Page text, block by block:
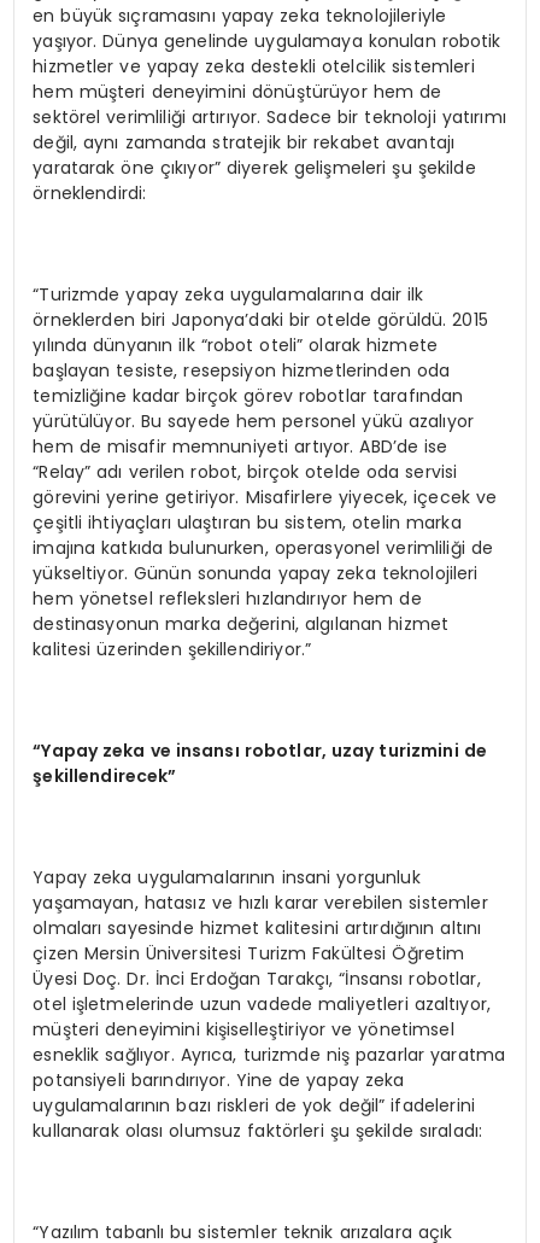
en büyük sıçramasını yapay zeka teknolojileriyle
yaşıyor. Dünya genelinde uygulamaya konulan robotik
hizmetler ve yapay zeka destekli otelcilik sistemleri
hem müşteri deneyimini dönüştürüyor hem de
sektörel verimliliği artırıyor. Sadece bir teknoloji yatırımı
değil, aynı zamanda stratejik bir rekabet avantajı
yaratarak öne çıkıyor” diyerek gelişmeleri şu şekilde
örneklendirdi:
“Turizmde yapay zeka uygulamalarına dair ilk
örneklerden biri Japonya’daki bir otelde görüldü. 2015
yılında dünyanın ilk “robot oteli” olarak hizmete
başlayan tesiste, resepsiyon hizmetlerinden oda
temizliğine kadar birçok görev robotlar tarafından
yürütülüyor. Bu sayede hem personel yükü azalıyor
hem de misafir memnuniyeti artıyor. ABD’de ise
“Relay” adı verilen robot, birçok otelde oda servisi
görevini yerine getiriyor. Misafirlere yiyecek, içecek ve
çeşitli ihtiyaçları ulaştıran bu sistem, otelin marka
imajına katkıda bulunurken, operasyonel verimliliği de
yükseltiyor. Günün sonunda yapay zeka teknolojileri
hem yönetsel refleksleri hızlandırıyor hem de
destinasyonun marka değerini, algılanan hizmet
kalitesi üzerinden şekillendiriyor.”
“Yapay zeka ve insansı robotlar, uzay turizmini de
şekillendirecek”
Yapay zeka uygulamalarının insani yorgunluk
yaşamayan, hatasız ve hızlı karar verebilen sistemler
olmaları sayesinde hizmet kalitesini artırdığının altını
çizen Mersin Üniversitesi Turizm Fakültesi Öğretim
Üyesi Doç. Dr. İnci Erdoğan Tarakçı, “İnsansı robotlar,
otel işletmelerinde uzun vadede maliyetleri azaltıyor,
müşteri deneyimini kişiselleştiriyor ve yönetimsel
esneklik sağlıyor. Ayrıca, turizmde niş pazarlar yaratma
potansiyeli barındırıyor. Yine de yapay zeka
uygulamalarının bazı riskleri de yok değil” ifadelerini
kullanarak olası olumsuz faktörleri şu şekilde sıraladı:
“Yazılım tabanlı bu sistemler teknik arızalara açık